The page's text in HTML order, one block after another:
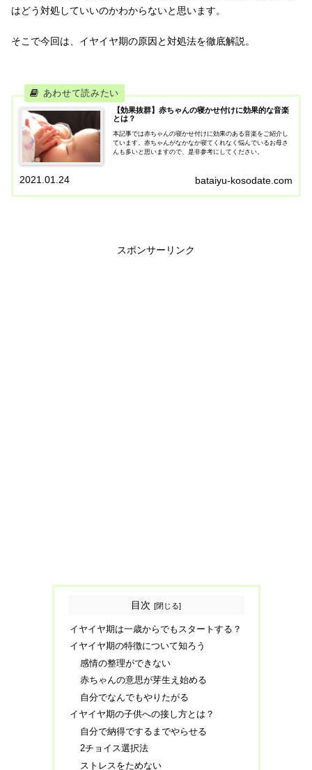
はどう対処していいのかわからないと思います。
そこで今回は、イヤイヤ期の原因と対処法を徹底解説。
【効果抜群】赤ちゃんの寝かせ付けに効果的な音楽
とは？
本記事では赤ちゃんの寝かせ付けに効果のある音楽をご紹介し
ています。赤ちゃんがなかなか寝てくれなく悩んでいるお母さ
んも多いと思いますので、是非参考にしてください。
bataiyu-kosodate.com
2021.01.24
スポンサーリンク
目次
イヤイヤ期は一歳からでもスタートする？
イヤイヤ期の特徴について知ろう
感情の整理ができない
赤ちゃんの意思が芽生え始める
自分でなんでもやりたがる
イヤイヤ期の子供への接し方とは？
自分で納得でするまでやらせる
2チョイス選択法
ストレスをためない